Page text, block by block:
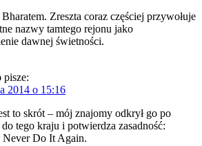
Zreszta coraz częściej przywołuje
nazwy tamtego rejonu jako
dawnej świetności.
pisze:
2014 o 15:16
to skrót – mój znajomy odkrył go po
tego kraju i potwierdza zasadność:
Do It Again.